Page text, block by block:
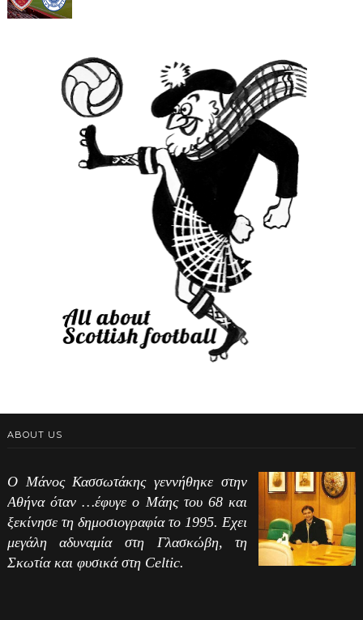
ABOUT US
Ο Μάνος Κασσωτάκης γεννήθηκε στην
Αθήνα όταν …έφυγε ο Μάης του 68 και
ξεκίνησε τη δημοσιογραφία το 1995. Εχει
μεγάλη αδυναμία στη Γλασκώβη, τη
Σκωτία και φυσικά στη Celtic.